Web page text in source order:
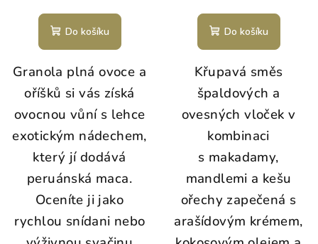
Do košíku
Granola plná ovoce a
oříšků si vás získá
ovocnou vůní s lehce
exotickým nádechem,
který jí dodává
peruánská maca.
Oceníte ji jako
rychlou snídani nebo
Do košíku
Křupavá směs
špaldových a
ovesných vloček v
kombinaci
s makadamy,
mandlemi a kešu
ořechy zapečená s
arašídovým krémem,